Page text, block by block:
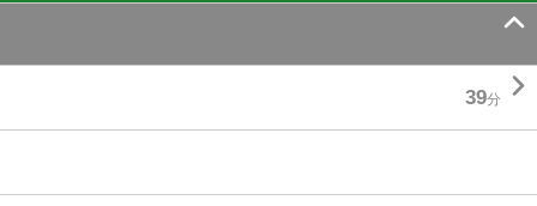

39分 